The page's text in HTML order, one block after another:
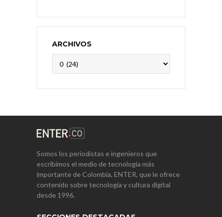
ARCHIVOS
Somos los periodistas e ingenieros que
escribimos el medio de tecnología más
importante de Colombia, ENTER, que le ofrece
contenido sobre tecnología y cultura digital
desde 1996.